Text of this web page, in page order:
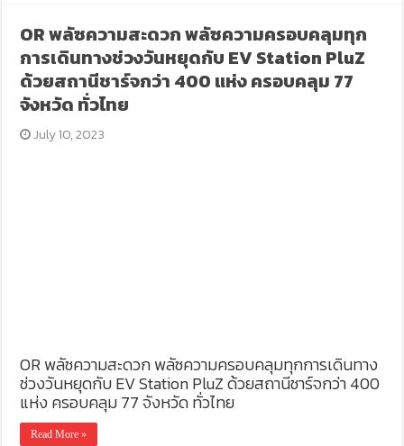
OR พลัซความสะดวก พลัซความครอบคลุมทุก
การเดินทางช่วงวันหยุดกับ EV Station PluZ
ด้วยสถานีชาร์จกว่า 400 แห่ง ครอบคลุม 77
จังหวัด ทั่วไทย
July 10, 2023
OR พลัซความสะดวก พลัซความครอบคลุมทุกการเดินทาง
ช่วงวันหยุดกับ EV Station PluZ ด้วยสถานีชาร์จกว่า 400
แห่ง ครอบคลุม 77 จังหวัด ทั่วไทย
Read More »